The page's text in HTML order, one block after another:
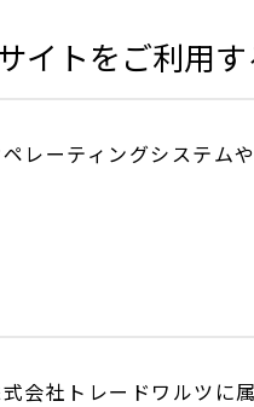
トをご利用す
レーティングシステム
会社トレードワルツに属